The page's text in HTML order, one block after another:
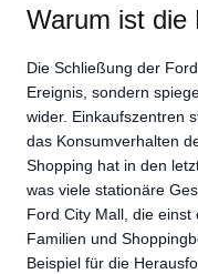
Warum ist die
Die Schließung der
Ereignis, sondern
wider. Einkaufszentren
das Konsumverhalten
Shopping hat in den
was viele stationäre
Ford City Mall, die
Familien und
Beispiel für die